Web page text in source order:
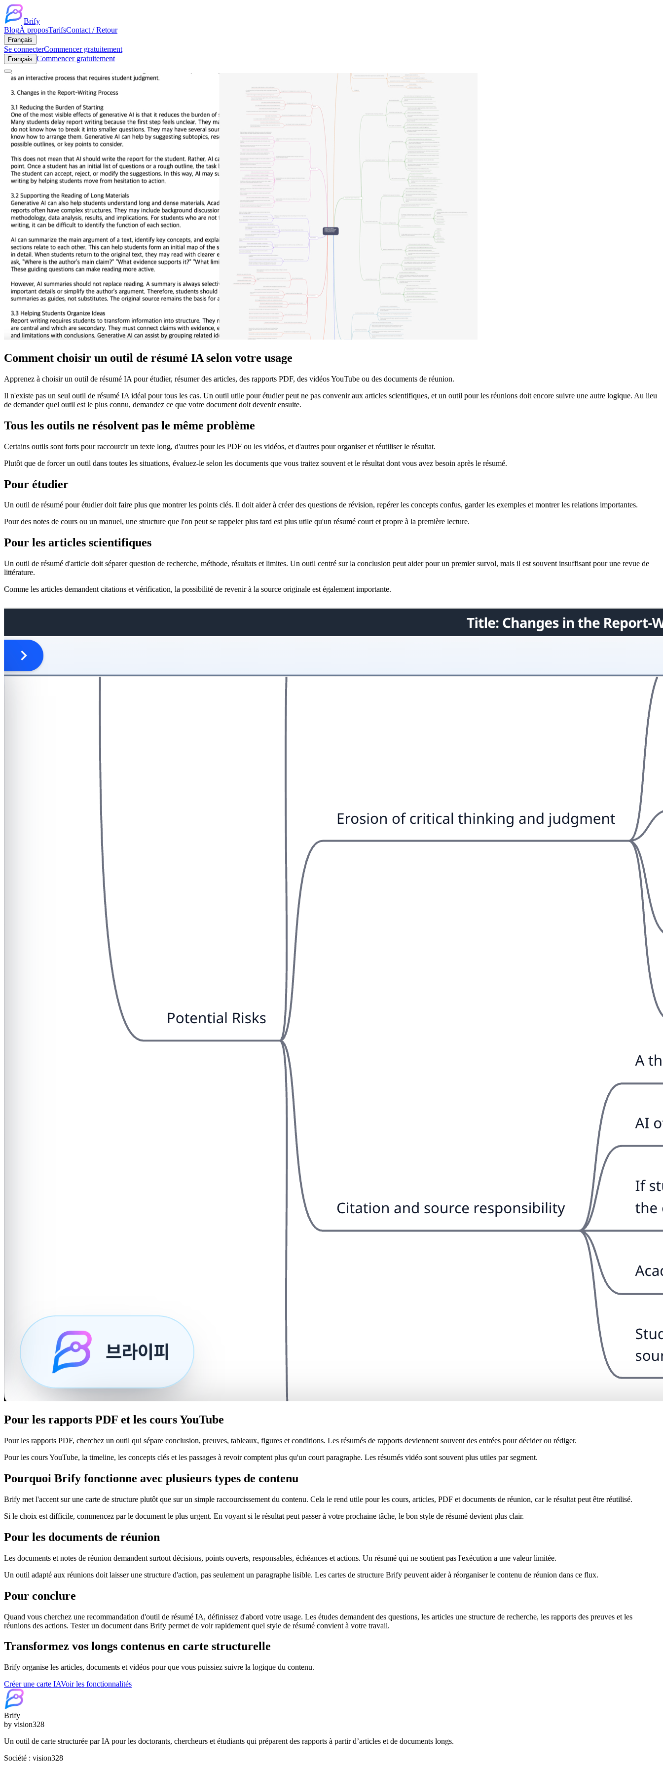
Brify
BlogÀ proposTarifsContact / Retour
Français
Se connecterCommencer gratuitement
Français Commencer gratuitement
Comment choisir un outil de résumé IA selon votre usage
Apprenez à choisir un outil de résumé IA pour étudier, résumer des articles, des rapports PDF, des vidéos YouTube ou des documents de réunion.
Il n'existe pas un seul outil de résumé IA idéal pour tous les cas. Un outil utile pour étudier peut ne pas convenir aux articles scientifiques, et un outil pour les réunions doit encore suivre une autre logique. Au lieu
de demander quel outil est le plus connu, demandez ce que votre document doit devenir ensuite.
Tous les outils ne résolvent pas le même problème
Certains outils sont forts pour raccourcir un texte long, d'autres pour les PDF ou les vidéos, et d'autres pour organiser et réutiliser le résultat.
Plutôt que de forcer un outil dans toutes les situations, évaluez-le selon les documents que vous traitez souvent et le résultat dont vous avez besoin après le résumé.
Pour étudier
Un outil de résumé pour étudier doit faire plus que montrer les points clés. Il doit aider à créer des questions de révision, repérer les concepts confus, garder les exemples et montrer les relations importantes.
Pour des notes de cours ou un manuel, une structure que l'on peut se rappeler plus tard est plus utile qu'un résumé court et propre à la première lecture.
Pour les articles scientifiques
Un outil de résumé d'article doit séparer question de recherche, méthode, résultats et limites. Un outil centré sur la conclusion peut aider pour un premier survol, mais il est souvent insuffisant pour une revue de
littérature.
Comme les articles demandent citations et vérification, la possibilité de revenir à la source originale est également importante.
Pour les rapports PDF et les cours YouTube
Pour les rapports PDF, cherchez un outil qui sépare conclusion, preuves, tableaux, figures et conditions. Les résumés de rapports deviennent souvent des entrées pour décider ou rédiger.
Pour les cours YouTube, la timeline, les concepts clés et les passages à revoir comptent plus qu'un court paragraphe. Les résumés vidéo sont souvent plus utiles par segment.
Pourquoi Brify fonctionne avec plusieurs types de contenu
Brify met l'accent sur une carte de structure plutôt que sur un simple raccourcissement du contenu. Cela le rend utile pour les cours, articles, PDF et documents de réunion, car le résultat peut être réutilisé.
Si le choix est difficile, commencez par le document le plus urgent. En voyant si le résultat peut passer à votre prochaine tâche, le bon style de résumé devient plus clair.
Pour les documents de réunion
Les documents et notes de réunion demandent surtout décisions, points ouverts, responsables, échéances et actions. Un résumé qui ne soutient pas l'exécution a une valeur limitée.
Un outil adapté aux réunions doit laisser une structure d'action, pas seulement un paragraphe lisible. Les cartes de structure Brify peuvent aider à réorganiser le contenu de réunion dans ce flux.
Pour conclure
Quand vous cherchez une recommandation d'outil de résumé IA, définissez d'abord votre usage. Les études demandent des questions, les articles une structure de recherche, les rapports des preuves et les
réunions des actions. Tester un document dans Brify permet de voir rapidement quel style de résumé convient à votre travail.
Transformez vos longs contenus en carte structurelle
Brify organise les articles, documents et vidéos pour que vous puissiez suivre la logique du contenu.
Créer une carte IAVoir les fonctionnalités
Brify
by vision328
Un outil de carte structurée par IA pour les doctorants, chercheurs et étudiants qui préparent des rapports à partir d’articles et de documents longs.
Société : vision328